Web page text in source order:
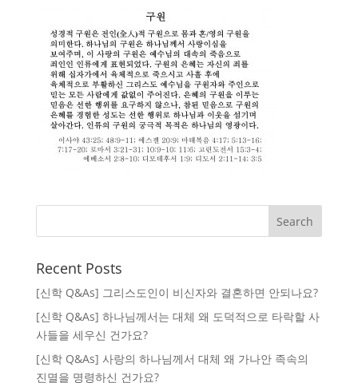
Recent Posts
[신학 Q&As] 그리스도인이 비신자와 결혼하면 안되나요?
[신학 Q&As] 하나님께서는 대체 왜 도덕적으로 타락할 사
사들을 세우신 건가요?
[신학 Q&As] 사랑의 하나님께서 대체 왜 가나안 족속의
진멸을 명령하신 건가요?